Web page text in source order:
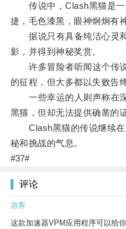
传说中，Clash黑猫是一
捷，毛色漆黑，眼神炯炯有神
据说只有具备纯洁心灵和
影，并得到神秘奖赏。
许多冒险者听闻这个传说
的征程，但大多都以失败告终
一些幸运的人则声称在深
黑猫，但却无法提供确凿的
Clash黑猫的传说继续在
秘和挑战的气息。
#37#
评论
游客
这款加速器VPM应用程序可以给